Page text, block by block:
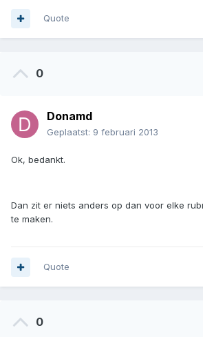
Quote
0
Donamd
Geplaatst: 9 februari 2013
Ok, bedankt.
Dan zit er niets anders op dan voor elke
te maken.
Quote
0